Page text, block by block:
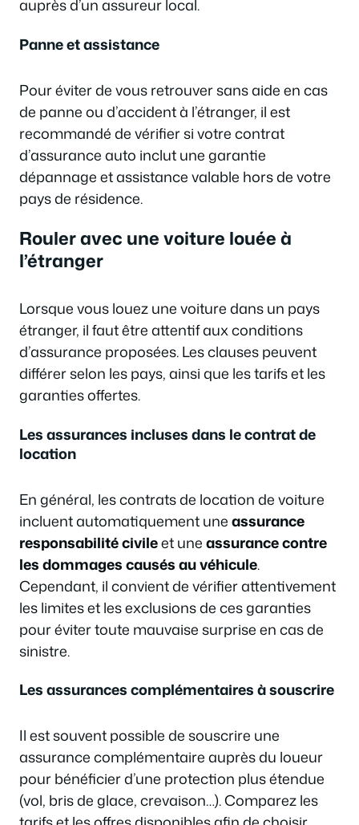
auprès d’un assureur local.
Panne et assistance
Pour éviter de vous retrouver sans aide en cas
de panne ou d’accident à l’étranger, il est
recommandé de vérifier si votre contrat
d’assurance auto inclut une garantie
dépannage et assistance valable hors de votre
pays de résidence.
Rouler avec une voiture louée à
l’étranger
Lorsque vous louez une voiture dans un pays
étranger, il faut être attentif aux conditions
d’assurance proposées. Les clauses peuvent
différer selon les pays, ainsi que les tarifs et les
garanties offertes.
Les assurances incluses dans le contrat de
location
En général, les contrats de location de voiture
incluent automatiquement uneassurance
responsabilité civileet uneassurance contre
les dommages causés au véhicule.
Cependant, il convient de vérifier attentivement
les limites et les exclusions de ces garanties
pour éviter toute mauvaise surprise en cas de
sinistre.
Les assurances complémentaires à souscrire
Il est souvent possible de souscrire une
assurance complémentaire auprès du loueur
pour bénéficier d’une protection plus étendue
(vol, bris de glace, crevaison…). Comparez les